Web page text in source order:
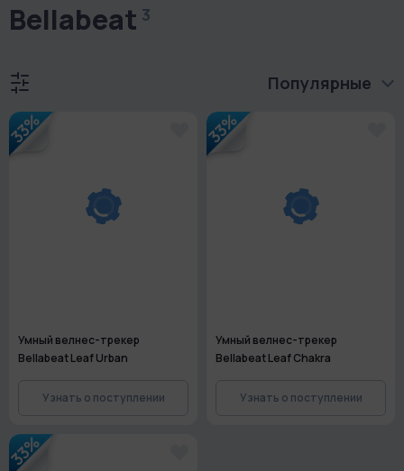
Bellabeat 3
Популярные
33%
Умный велнес-трекер
Bellabeat Leaf Urban
Узнать о поступлении
33%
Умный велнес-трекер
Bellabeat Leaf Chakra
Узнать о поступлении
33%